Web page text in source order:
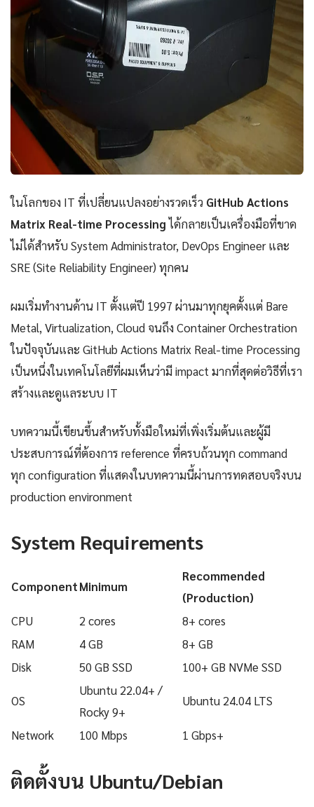
ในโลกของ IT ที่เปลี่ยนแปลงอย่างรวดเร็ว GitHub Actions
Matrix Real-time Processingได้กลายเป็นเครื่องมือที่ขาด
ไม่ได้สำหรับ System Administrator, DevOps Engineer และ
SRE (Site Reliability Engineer) ทุกคน
ผมเริ่มทำงานด้าน IT ตั้งแต่ปี 1997 ผ่านมาทุกยุคตั้งแต่ Bare
Metal, Virtualization, Cloud จนถึง Container Orchestration
ในปัจจุบันและ GitHub Actions Matrix Real-time Processing
เป็นหนึ่งในเทคโนโลยีที่ผมเห็นว่ามี impact มากที่สุดต่อวิธีที่เรา
สร้างและดูแลระบบ IT
บทความนี้เขียนขึ้นสำหรับทั้งมือใหม่ที่เพิ่งเริ่มต้นและผู้มี
ประสบการณ์ที่ต้องการ reference ที่ครบถ้วนทุก command
ทุก configuration ที่แสดงในบทความนี้ผ่านการทดสอบจริงบน
production environment
System Requirements
ComponentMinimum
Recommended
(Production)
CPU
2 cores
8+ cores
RAM
4 GB
8+ GB
Disk
50 GB SSD 100+ GB NVMe SSD
OS
Ubuntu 22.04+ /
Rocky 9+
Ubuntu 24.04 LTS
Network 100 Mbps 1 Gbps+
ติดตั้งบน Ubuntu/Debian